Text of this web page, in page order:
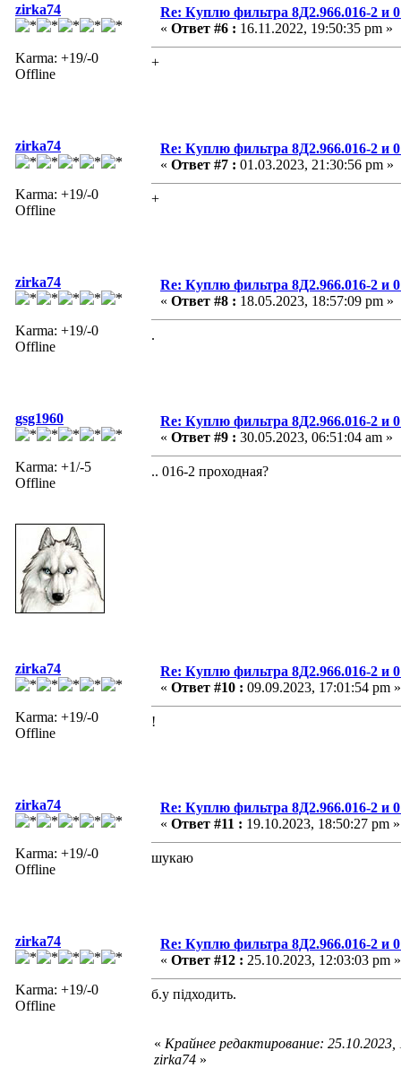
zirka74
Karma: +19/-0
Offline
Re: Куплю фильтра 8Д2.966.016-2 и
« Ответ #6 : 16.11.2022, 19:50:35 pm »
+
zirka74
Karma: +19/-0
Offline
Re: Куплю фильтра 8Д2.966.016-2 и
« Ответ #7 : 01.03.2023, 21:30:56 pm »
+
zirka74
Karma: +19/-0
Offline
Re: Куплю фильтра 8Д2.966.016-2 и
« Ответ #8 : 18.05.2023, 18:57:09 pm »
.
gsg1960
Karma: +1/-5
Offline
Re: Куплю фильтра 8Д2.966.016-2 и
« Ответ #9 : 30.05.2023, 06:51:04 am »
.. 016-2 проходная?
zirka74
Karma: +19/-0
Offline
Re: Куплю фильтра 8Д2.966.016-2 и
« Ответ #10 : 09.09.2023, 17:01:54 pm »
!
zirka74
Karma: +19/-0
Offline
Re: Куплю фильтра 8Д2.966.016-2 и
« Ответ #11 : 19.10.2023, 18:50:27 pm »
шукаю
zirka74
Karma: +19/-0
Offline
Re: Куплю фильтра 8Д2.966.016-2 и
« Ответ #12 : 25.10.2023, 12:03:03 pm »
б.у підходить.
« Крайнее редактирование:
zirka74 »